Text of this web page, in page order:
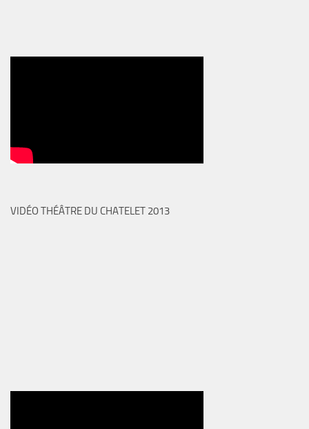
VIDÉO THÉÂTRE DU CHATELET 2013